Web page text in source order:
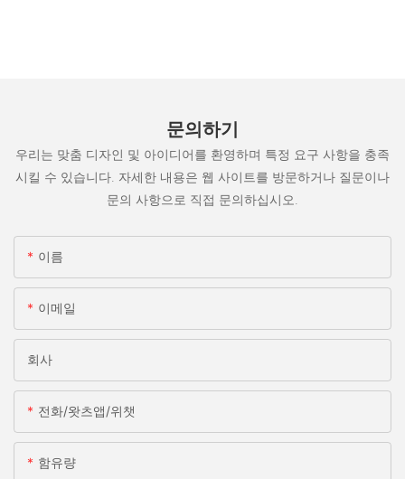
문의하기
우리는 맞춤 디자인 및 아이디어를 환영하며 특정 요구 사항을 충족
시킬 수 있습니다. 자세한 내용은 웹 사이트를 방문하거나 질문이나
문의 사항으로 직접 문의하십시오.
이름
이메일
회사
전화/왓츠앱/위챗
함유량